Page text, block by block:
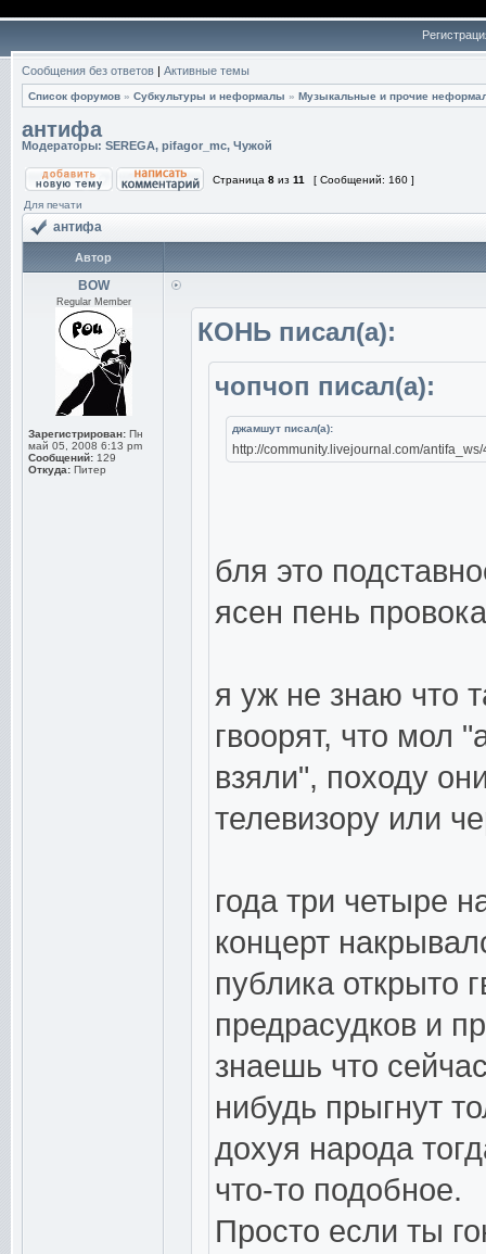
Сообщения без ответов | Активные темы
Список форумов » Субкультуры и неформалы » Музыкальные и прочие
антифа
Модераторы: SEREGA, pifagor_mc, Чужой
Страница 8 из 11 [ Сообщений: 160 ]
Для печати
антифа
Автор
BOW
Regular Member
Зарегистрирован: Пн
май 05, 2008 6:13 pm
Сообщений: 129
Откуда: Питер
КОНЬ писал(а):
чопчоп писал(а):
джамшут писал(а):
http://community.livejournal.com/
бля это
ясен пень
я уж не знаю что
гвоорят, что мол
взяли", походу
телевизору или
года три четыре
концерт
публика открыто
предрасудков и
знаешь что
нибудь прыгнут
дохуя народа
что-то подобное.
Просто если ты